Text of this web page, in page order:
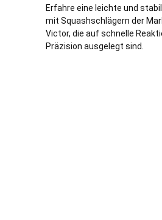
Erfahre eine leichte und
mit Squashschlägern der
Victor, die auf schnelle
Präzision ausgelegt sind.